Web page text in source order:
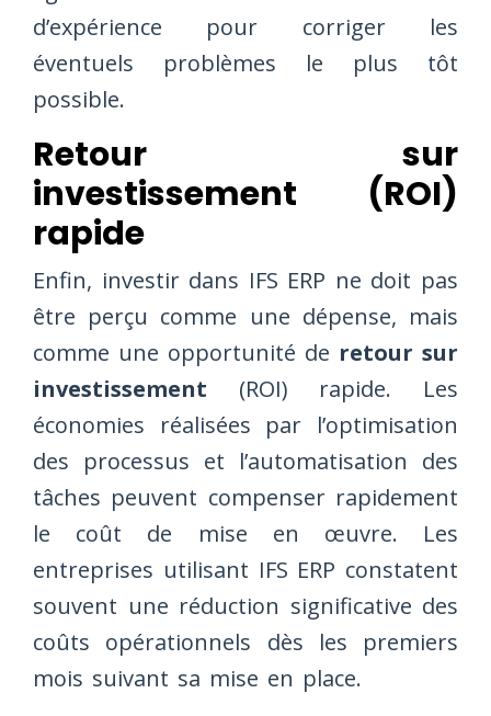
d’expérience pour corriger les
éventuels problèmes le plus tôt
possible.
Retour sur
investissement (ROI)
rapide
Enfin, investir dans IFS ERP ne doit pas
être perçu comme une dépense, mais
comme une opportunité de retour sur
investissement (ROI) rapide. Les
économies réalisées par l’optimisation
des processus et l’automatisation des
tâches peuvent compenser rapidement
le coût de mise en œuvre. Les
entreprises utilisant IFS ERP constatent
souvent une réduction significative des
coûts opérationnels dès les premiers
mois suivant sa mise en place.